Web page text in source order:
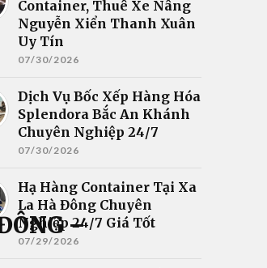
–
Container, Thuê Xe Nâng
Nguyễn Xiển Thanh Xuân
Uy Tín
07/30/2026
Dịch Vụ Bốc Xếp Hàng Hóa
Splendora Bắc An Khánh
Chuyên Nghiệp 24/7
07/30/2026
Hạ Hàng Container Tại Xa
La Hà Đông Chuyên
Nghiệp 24/7 Giá Tốt
07/29/2026